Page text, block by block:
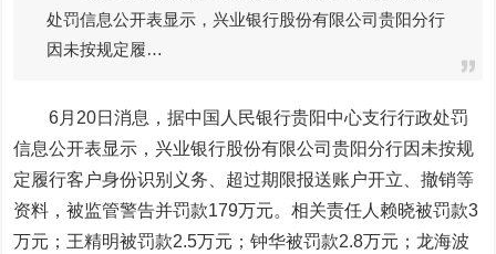
处罚信息公开表显示，兴业银行股份有限公司贵阳分行
因未按规定履…
6月20日消息，据中国人民银行贵阳中心支行行政处罚
信息公开表显示， 兴业银行股份有限公司贵阳分行因未按规
定履行客户身份识别义务、超过期限报送账户开立、撤销等
资料，被监管警告并罚款179万元。相关责任人赖晓被罚款3
万元；王精明被罚款2.5万元；钟华被罚款2.8万元；龙海波